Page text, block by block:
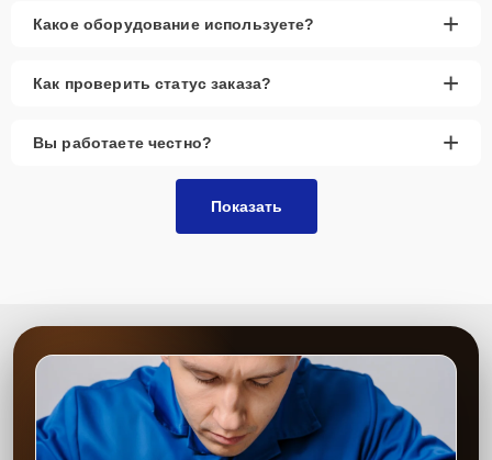
Какое оборудование используете? +
Как проверить статус заказа? +
Вы работаете честно? +
Показать